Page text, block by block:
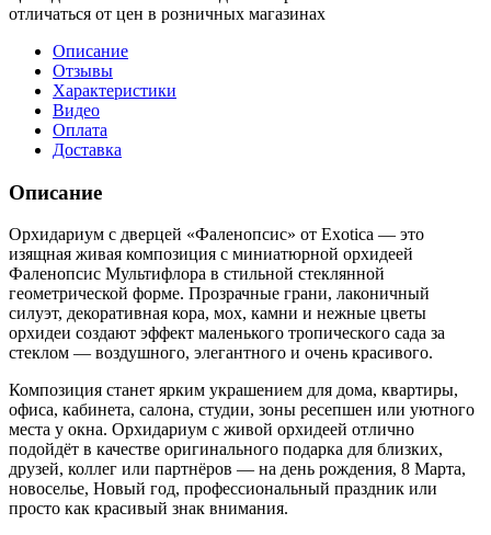
отличаться от цен в розничных магазинах
Описание
Отзывы
Характеристики
Видео
Оплата
Доставка
Описание
Орхидариум с дверцей «Фаленопсис» от Exotica — это
изящная живая композиция с миниатюрной орхидеей
Фаленопсис Мультифлора в стильной стеклянной
геометрической форме. Прозрачные грани, лаконичный
силуэт, декоративная кора, мох, камни и нежные цветы
орхидеи создают эффект маленького тропического сада за
стеклом — воздушного, элегантного и очень красивого.
Композиция станет ярким украшением для дома, квартиры,
офиса, кабинета, салона, студии, зоны ресепшен или уютного
места у окна. Орхидариум с живой орхидеей отлично
подойдёт в качестве оригинального подарка для близких,
друзей, коллег или партнёров — на день рождения, 8 Марта,
новоселье, Новый год, профессиональный праздник или
просто как красивый знак внимания.